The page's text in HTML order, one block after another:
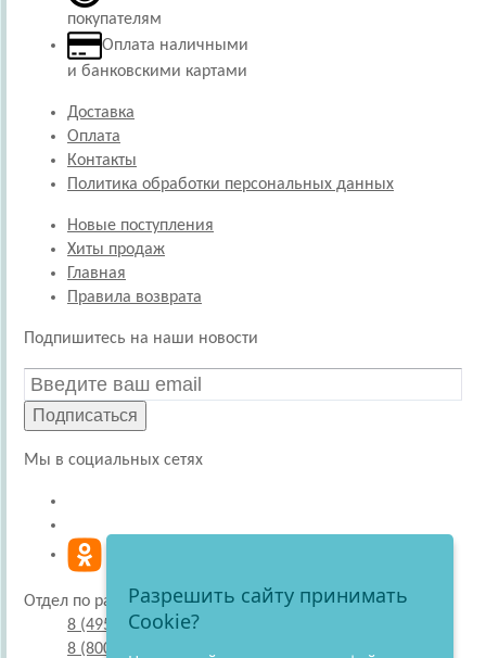
покупателям
Оплата наличными
и банковскими картами
Доставка
Оплата
Контакты
Политика обработки персональных данных
Новые поступления
Хиты продаж
Главная
Правила возврата
Подпишитесь на наши новости
Подписаться
Мы в социальных сетях
Отдел по работе с покупателями
8 (495) 220-51-30
8 (800) 707-27-19
Разрешить сайту принимать
Cookie?